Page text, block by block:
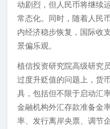
动剧烈，但人民币将继续
常态化。同时，随着人民
内经济稳步恢复，国际收
景偏乐观。
植信投资研究院高级研究
过度升贬值的问题上，货
具，包括但不限于启动汇
金融机构外汇存款准备金
率、发行离岸央票、调节